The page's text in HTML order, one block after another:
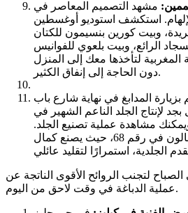
مشهد التصميم المعاصر في
استكشف استوديو أوغسطين
وبيت كورين بنسيمون للكتان
الرائع، وبيت بلعوي للفوانيس
المغربية لتأخذها معك إلى المنزل
دون الحاجة إلى إنفاق الكثير.
بزيارة المدابغ في نهاية شارع باب
لإنتاج الجلد الناعم الشهير في
مشاهدة عملية تصنيع الجلد.
توقف عند عيادة البالون في رقم 68، حيث يصنع كمال
لتجنب الروائح الأقوى الناتجة عن
عملية الدباغة في وقت لاحق من اليوم.